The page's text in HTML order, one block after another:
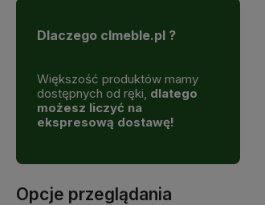
Dlaczego clmeble.pl ?
Większość produktów mamy
dostępnych od ręki, dlatego
możesz liczyć na
ekspresową dostawę!
Opcje przeglądania